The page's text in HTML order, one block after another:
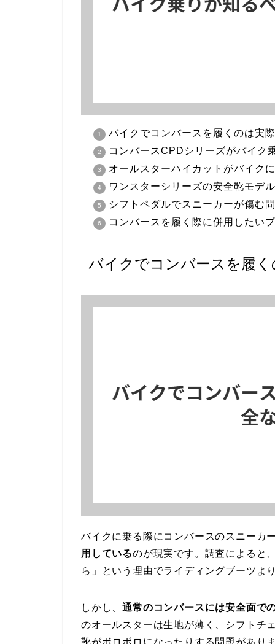
バイクでコンバースを履くのは実
コンバースCPDシリーズがバイク
オールスターハイカットがバイク
ワンスターシリーズの安全靴モデ
シフトペダルでスニーカーが傷む
コンバースを履く際に併用したい
バイクでコンバースを履
バイクに乗る際にコンバースのスニーカ
用しているのが現実です。調査によると
ら」という理由でライディングブーツよ
しかし、通常のコンバースには安全面で
のオールスターは生地が薄く、シフトチ